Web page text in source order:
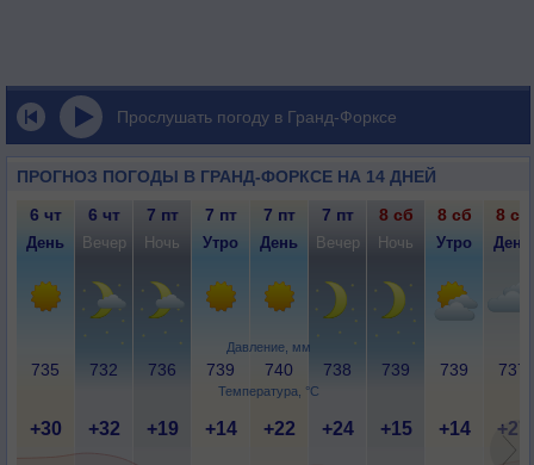
Прослушать погоду в Гранд-Форксе
ПРОГНОЗ ПОГОДЫ В ГРАНД-ФОРКСЕ НА 14 ДНЕЙ
Давление, мм
Температура, °C
6 чт 6 чт 7 пт 7 пт 7 пт 7 пт 8 сб 8 сб 8 сб
День Вечер Ночь Утро День Вечер Ночь Утро День
735 732 736 739 740 738 739 739 737
+30 +32 +19 +14 +22 +24 +15 +14 +27